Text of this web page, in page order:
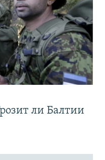
ли Балтии